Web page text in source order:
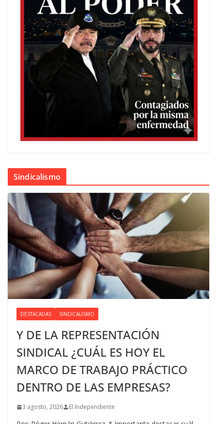
Sindicalismo
DESTACADAS SINDICALISMO
Y DE LA REPRESENTACIÓN
SINDICAL ¿CUÁL ES HOY EL
MARCO DE TRABAJO PRÁCTICO
DENTRO DE LAS EMPRESAS?
3 agosto, 2026 El Independiente